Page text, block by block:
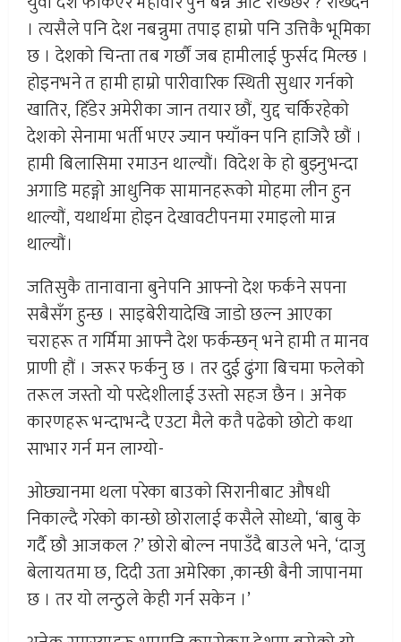
। त्यसैले पनि देश नबन्नुमा तपाइ हाम्रो पनि उत्तिकै भूमिका
छ । देशको चिन्ता तब गर्छौं जब हामीलाई फुर्सद मिल्छ ।
होइनभने त हामी हाम्राे पारीवारिक स्थिती सुधार गर्नको
खातिर, हिँडेर अमेरीका जान तयार छौं, युद्द चर्किरहेको
देशको सेनामा भर्ती भएर ज्यान फ्याँक्न पनि हाजिरै छौं ।
हामी बिलासिमा रमाउन थाल्यौं। विदेश के हो बुझ्नुभन्दा
अगाडि महङ्गो आधुनिक सामानहरूको मोहमा लीन हुन
थाल्यौं, यथार्थमा होइन देखावटीपनमा रमाइलो मान्न
थाल्यौं।
जतिसुकै तानावाना बुनेपनि आफ्नो देश फर्कने सपना
सबैसँग हुन्छ । साइबेरीयादेखि जाडो छल्न आएका
चराहरू त गर्मिमा आफ्नै देश फर्कन्छन् भने हामी त मानव
प्राणी हौं । जरूर फर्कनु छ । तर दुई ढुंगा बिचमा फलेको
तरूल जस्तो यो परदेशीलाई उस्तो सहज छैन । अनेक
कारणहरू भन्दाभन्दै एउटा मैले कतै पढेको छोटो कथा
साभार गर्न मन लाग्यो-
ओछ्यानमा थला परेका बाउको सिरानीबाट औषधी
निकाल्दै गरेको कान्छो छोरालाई कसैले सोध्यो, ‘बाबु के
गर्दै छौ आजकल ?’ छोरो बोल्न नपाउँदै बाउले भने, ‘दाजु
बेलायतमा छ, दिदी उता अमेरिका ,कान्छी बैनी जापानमा
छ । तर यो लन्ठुले केही गर्न सकेन ।’